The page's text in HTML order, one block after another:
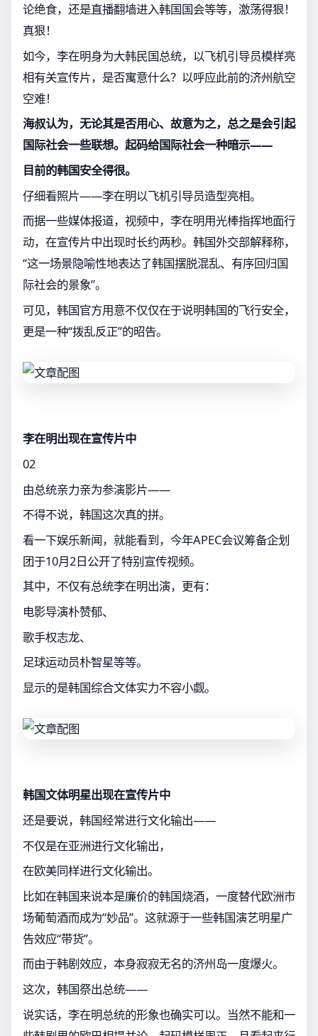
论绝食，还是直播翻墙进入韩国国会等等，激荡得狠！
真狠！
如今，李在明身为大韩民国总统，以飞机引导员模样亮
相有关宣传片，是否寓意什么？以呼应此前的济州航空
空难！
海叔认为，无论其是否用心、故意为之，总之是会引起
国际社会一些联想。起码给国际社会一种暗示——
目前的韩国安全得很。
仔细看照片——李在明以飞机引导员造型亮相。
而据一些媒体报道，视频中，李在明用光棒指挥地面行
动，在宣传片中出现时长约两秒。韩国外交部解释称，
“这一场景隐喻性地表达了韩国摆脱混乱、有序回归国
际社会的景象”。
可见，韩国官方用意不仅仅在于说明韩国的飞行安全，
更是一种“拨乱反正”的昭告。
李在明出现在宣传片中
02
由总统亲力亲为参演影片——
不得不说，韩国这次真的拼。
看一下娱乐新闻，就能看到，今年APEC会议筹备企划
团于10月2日公开了特别宣传视频。
其中，不仅有总统李在明出演，更有：
电影导演朴赞郁、
歌手权志龙、
足球运动员朴智星等等。
显示的是韩国综合文体实力不容小觑。
韩国文体明星出现在宣传片中
还是要说，韩国经常进行文化输出——
不仅是在亚洲进行文化输出，
在欧美同样进行文化输出。
比如在韩国来说本是廉价的韩国烧酒，一度替代欧洲市
场葡萄酒而成为“妙品”。这就源于一些韩国演艺明星广
告效应“带货”。
而由于韩剧效应，本身寂寂无名的济州岛一度爆火。
这次，韩国祭出总统——
说实话，李在明总统的形象也确实可以。当然不能和一